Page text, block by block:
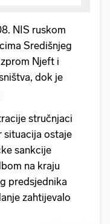
NIS ruskom
Središnjeg
Njeft i
dok je
stručnjaci
situacija ostaje
sankcije
na kraju
predsjednika
zahtijevalo